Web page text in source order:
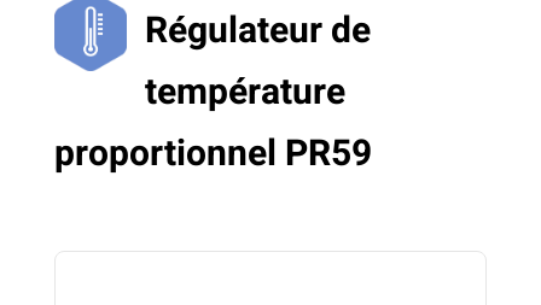
Régulateur de
température
proportionnel PR59